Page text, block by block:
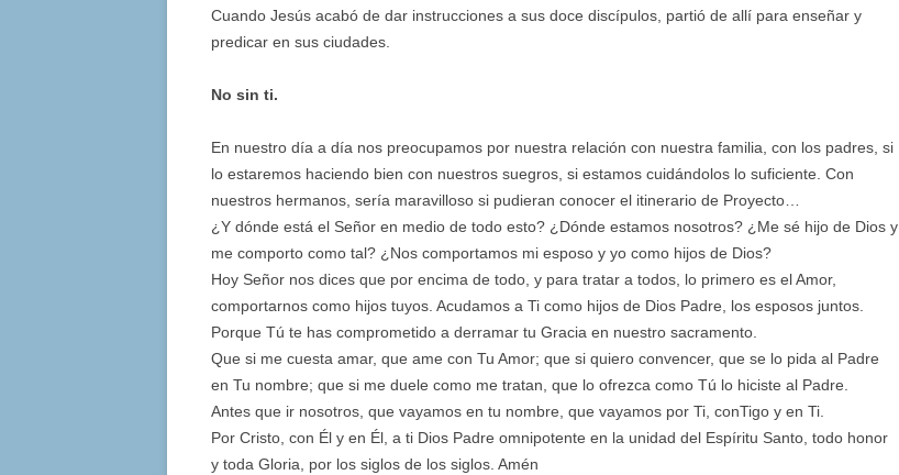
Cuando Jesús acabó de dar instrucciones a sus doce discípulos, partió de allí para enseñar y
predicar en sus ciudades.
No sin ti.
En nuestro día a día nos preocupamos por nuestra relación con nuestra familia, con los padres, si
lo estaremos haciendo bien con nuestros suegros, si estamos cuidándolos lo suficiente. Con
nuestros hermanos, sería maravilloso si pudieran conocer el itinerario de Proyecto…
¿Y dónde está el Señor en medio de todo esto? ¿Dónde estamos nosotros? ¿Me sé hijo de Dios y
me comporto como tal? ¿Nos comportamos mi esposo y yo como hijos de Dios?
Hoy Señor nos dices que por encima de todo, y para tratar a todos, lo primero es el Amor,
comportarnos como hijos tuyos. Acudamos a Ti como hijos de Dios Padre, los esposos juntos.
Porque Tú te has comprometido a derramar tu Gracia en nuestro sacramento.
Que si me cuesta amar, que ame con Tu Amor; que si quiero convencer, que se lo pida al Padre
en Tu nombre; que si me duele como me tratan, que lo ofrezca como Tú lo hiciste al Padre.
Antes que ir nosotros, que vayamos en tu nombre, que vayamos por Ti, conTigo y en Ti.
Por Cristo, con Él y en Él, a ti Dios Padre omnipotente en la unidad del Espíritu Santo, todo honor
y toda Gloria, por los siglos de los siglos. Amén